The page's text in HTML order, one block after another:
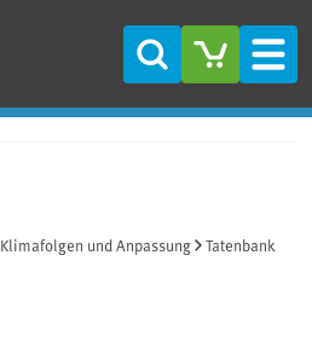
Suche
Klimafolgen und Anpassung Tatenbank